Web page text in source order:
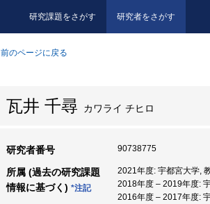
研究課題をさがす 研究者をさがす
前のページに戻る
瓦井 千尋 カワライ チヒロ
研究者番号 90738775
所属 (過去の研究課題
情報に基づく) *注記
2021年度: 宇都宮大学,
2018年度 – 2019年度:
2016年度 – 2017年度: